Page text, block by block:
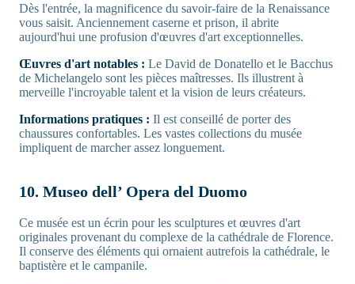
Dès l'entrée, la magnificence du savoir-faire de la Renaissance
vous saisit. Anciennement caserne et prison, il abrite
aujourd'hui une profusion d'œuvres d'art exceptionnelles.
Œuvres d'art notables : Le David de Donatello et le Bacchus
de Michelangelo sont les pièces maîtresses. Ils illustrent à
merveille l'incroyable talent et la vision de leurs créateurs.
Informations pratiques : Il est conseillé de porter des
chaussures confortables. Les vastes collections du musée
impliquent de marcher assez longuement.
10. Museo dell’ Opera del Duomo
Ce musée est un écrin pour les sculptures et œuvres d'art
originales provenant du complexe de la cathédrale de Florence.
Il conserve des éléments qui ornaient autrefois la cathédrale, le
baptistère et le campanile.